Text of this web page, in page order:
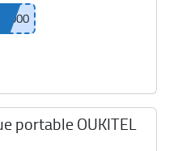
portable OUKITEL